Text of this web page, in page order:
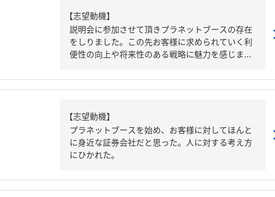
【志望動機】
説明会に参加させて頂きプラネットブースの存在
をしりました。この先お客様に求められていく利
便性の向上や将来性のある戦略に魅力を感じま...
【志望動機】
プラネットブースを始め、お客様に対してほんと
に身近な証券会社だと思った。人に対する考え方
にひかれた。